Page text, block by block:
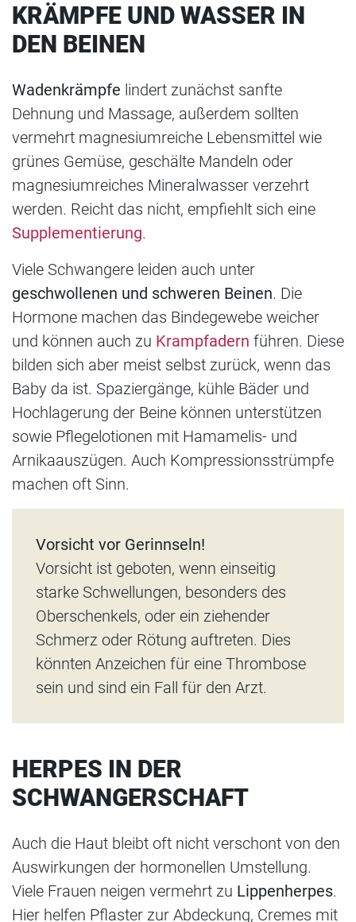
KRÄMPFE UND WASSER IN
DEN BEINEN
Wadenkrämpfe lindert zunächst sanfte
Dehnung und Massage, außerdem sollten
vermehrt magnesiumreiche Lebensmittel wie
grünes Gemüse, geschälte Mandeln oder
magnesiumreiches Mineralwasser verzehrt
werden. Reicht das nicht, empfiehlt sich eine
Supplementierung.
Viele Schwangere leiden auch unter
geschwollenen und schweren Beinen. Die
Hormone machen das Bindegewebe weicher
und können auch zu Krampfadern führen. Diese
bilden sich aber meist selbst zurück, wenn das
Baby da ist. Spaziergänge, kühle Bäder und
Hochlagerung der Beine können unterstützen
sowie Pflegelotionen mit Hamamelis- und
Arnikaauszügen. Auch Kompressionsstrümpfe
machen oft Sinn.
Vorsicht vor Gerinnseln!
Vorsicht ist geboten, wenn einseitig
starke Schwellungen, besonders des
Oberschenkels, oder ein ziehender
Schmerz oder Rötung auftreten. Dies
könnten Anzeichen für eine Thrombose
sein und sind ein Fall für den Arzt.
HERPES IN DER
SCHWANGERSCHAFT
Auch die Haut bleibt oft nicht verschont von den
Auswirkungen der hormonellen Umstellung.
Viele Frauen neigen vermehrt zu Lippenherpes.
Hier helfen Pflaster zur Abdeckung, Cremes mit